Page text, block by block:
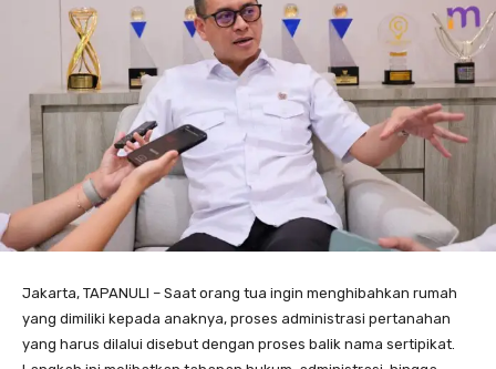
Jakarta, TAPANULI – Saat orang tua ingin menghibahkan rumah
yang dimiliki kepada anaknya, proses administrasi pertanahan
yang harus dilalui disebut dengan proses balik nama sertipikat.